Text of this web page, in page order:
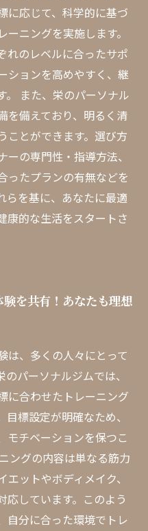
に応じて、科学的に基づ
ニングを実施します。
れのレベルに合ったサポ
ションを高めやすく、継
。 また、栄のパーソナル
を備えており、明るく清
ことができます。選び方
の専門性・指導方法、
ったプランの有無などを
らを基に、あなたに最適
康的な生活をスタートさ
を共有！あなたも理想
は、多くの人々にとって
パーソナルジムでは、
に合わせたトレーニング
標設定が明確なため、
モチベーションを保つこ
ングの内容は単なる筋力
ットやボディメイク、
応しています。このよう
自分に合った環境でトレ